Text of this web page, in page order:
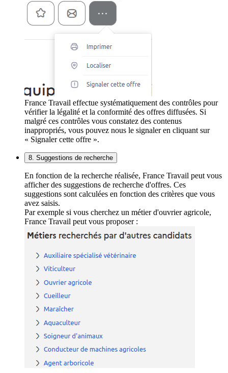
France Travail effectue systématiquement des contrôles pour
vérifier la légalité et la conformité des offres diffusées. Si
malgré ces contrôles vous constatez des contenus
inappropriés, vous pouvez nous le signaler en cliquant sur
« Signaler cette offre ».
8. Suggestions de recherche
En fonction de la recherche réalisée, France Travail peut vous
afficher des suggestions de recherche d'offres. Ces
suggestions sont calculées en fonction des critères que vous
avez saisis.
Par exemple si vous cherchez un métier d'ouvrier agricole,
France Travail peut vous proposer :